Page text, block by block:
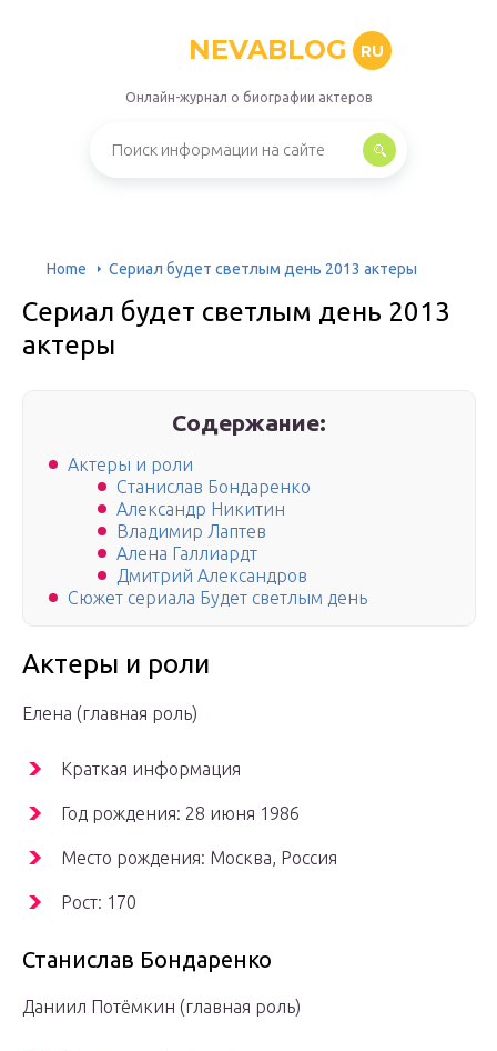
NEVABLOG RU
Онлайн-журнал о биографии актеров
Home Сериал будет светлым день 2013 актеры
Сериал будет светлым день 2013
актеры
Содержание:
Актеры и роли
Станислав Бондаренко
Александр Никитин
Владимир Лаптев
Алена Галлиардт
Дмитрий Александров
Сюжет сериала Будет светлым день
Актеры и роли
Елена (главная роль)
Краткая информация
Год рождения: 28 июня 1986
Место рождения: Москва, Россия
Рост: 170
Станислав Бондаренко
Даниил Потёмкин (главная роль)